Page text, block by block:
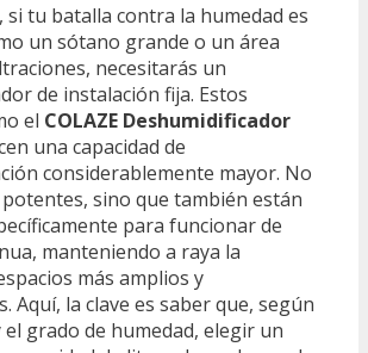
tu batalla contra la humedad es
un sótano grande o un área
necesitarás un
de instalación fija. Estos
el COLAZE Deshumidificador
una capacidad de
considerablemente mayor. No
sino que también están
para funcionar de
manteniendo a raya la
más amplios y
Aquí, la clave es saber que, según
el grado de humedad, elegir un